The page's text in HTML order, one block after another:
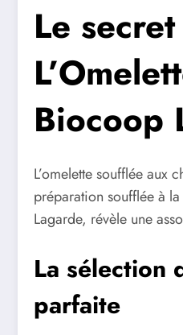
Le
Biocoop
L’omelette soufflée aux
préparation soufflée à
Lagarde, révèle une
La sélection
parfaite